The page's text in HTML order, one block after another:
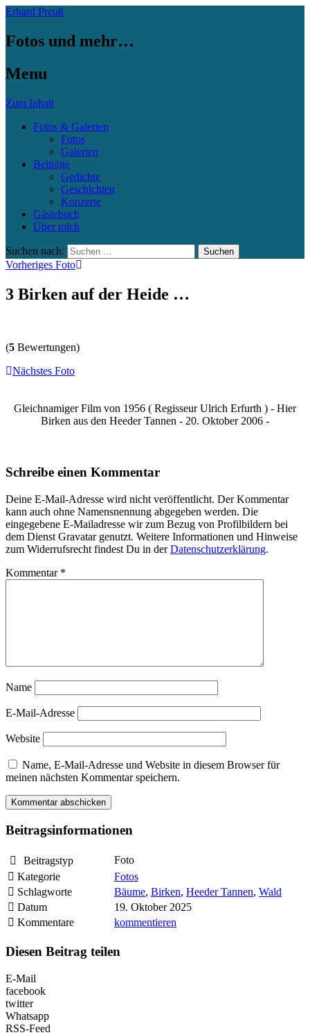
Erhard Preuß
Fotos und mehr…
Menu
Zum Inhalt
Fotos & Galerien
Fotos
Galerien
Beiträge
Gedichte
Geschichten
Konzerte
Gästebuch
Über mich
Suchen nach:
Vorheriges Foto
3 Birken auf der Heide …
(5 Bewertungen)
Nächstes Foto
Gleichnamiger Film von 1956 ( Regisseur Ulrich Erfurth ) - Hier
Birken aus den Heeder Tannen - 20. Oktober 2006 -
Schreibe einen Kommentar
Deine E-Mail-Adresse wird nicht veröffentlicht. Der Kommentar
kann auch ohne Namensnennung abgegeben werden. Die
eingegebene E-Mailadresse wir zum Bezug von Profilbildern bei
dem Dienst Gravatar genutzt. Weitere Informationen und Hinweise
zum Widerrufsrecht findest Du in derDatenschutzerklärung.
Kommentar *
Name
E-Mail-Adresse
Website
Name, E-Mail-Adresse und Website in diesem Browser für
meinen nächsten Kommentar speichern.
Beitragsinformationen
Beitragstyp
Foto
Kategorie
Fotos
Schlagworte
Bäume, Birken, Heeder Tannen, Wald
Datum
19. Oktober 2025
Kommentare
kommentieren
Diesen Beitrag teilen
E-Mail
facebook
twitter
Whatsapp
RSS-Feed